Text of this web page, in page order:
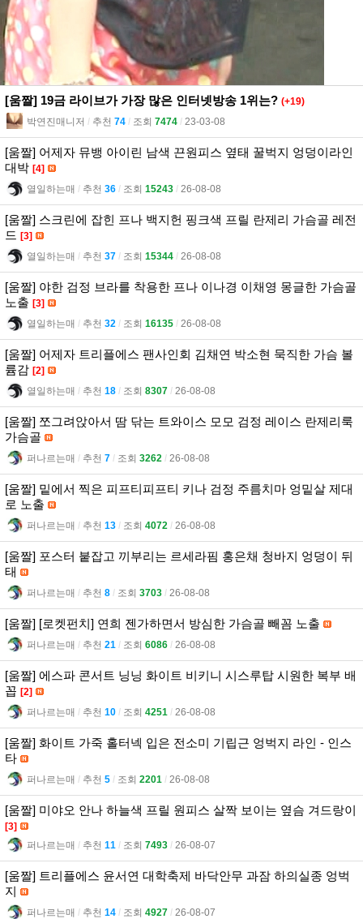
[움짤] 19금 라이브가 가장 많은 인터넷방송 1위는? (+19)
박연진매니저 l 추천 74 l 조회 7474 l 23-03-08
[움짤] 어제자 뮤뱅 아이린 남색 끈원피스 옆태 꿀벅지 엉덩이라인
대박 [4]
열일하는매 l 추천 36 l 조회 15243 l 26-08-08
[움짤] 스크린에 잡힌 프나 백지헌 핑크색 프릴 란제리 가슴골 레전
드 [3]
열일하는매 l 추천 37 l 조회 15344 l 26-08-08
[움짤] 야한 검정 브라를 착용한 프나 이나경 이채영 몽글한 가슴골
노출 [3]
열일하는매 l 추천 32 l 조회 16135 l 26-08-08
[움짤] 어제자 트리플에스 팬사인회 김채연 박소현 묵직한 가슴 볼
륨감 [2]
열일하는매 l 추천 18 l 조회 8307 l 26-08-08
[움짤] 쪼그려앉아서 땀 닦는 트와이스 모모 검정 레이스 란제리룩
가슴골
퍼나르는매 l 추천 7 l 조회 3262 l 26-08-08
[움짤] 밑에서 찍은 피프티피프티 키나 검정 주름치마 엉밑살 제대
로 노출
퍼나르는매 l 추천 13 l 조회 4072 l 26-08-08
[움짤] 포스터 붙잡고 끼부리는 르세라핌 홍은채 청바지 엉덩이 뒤
태
퍼나르는매 l 추천 8 l 조회 3703 l 26-08-08
[움짤] [로켓펀치] 연희 젠가하면서 방심한 가슴골 빼꼼 노출
퍼나르는매 l 추천 21 l 조회 6086 l 26-08-08
[움짤] 에스파 콘서트 닝닝 화이트 비키니 시스루탑 시원한 복부 배
꼽 [2]
퍼나르는매 l 추천 10 l 조회 4251 l 26-08-08
[움짤] 화이트 가죽 홀터넥 입은 전소미 기립근 엉벅지 라인 - 인스
타
퍼나르는매 l 추천 5 l 조회 2201 l 26-08-08
[움짤] 미야오 안나 하늘색 프릴 원피스 살짝 보이는 옆슴 겨드랑이
[3]
퍼나르는매 l 추천 11 l 조회 7493 l 26-08-07
[움짤] 트리플에스 윤서연 대학축제 바닥안무 과잠 하의실종 엉벅
지
퍼나르는매 l 추천 14 l 조회 4927 l 26-08-07